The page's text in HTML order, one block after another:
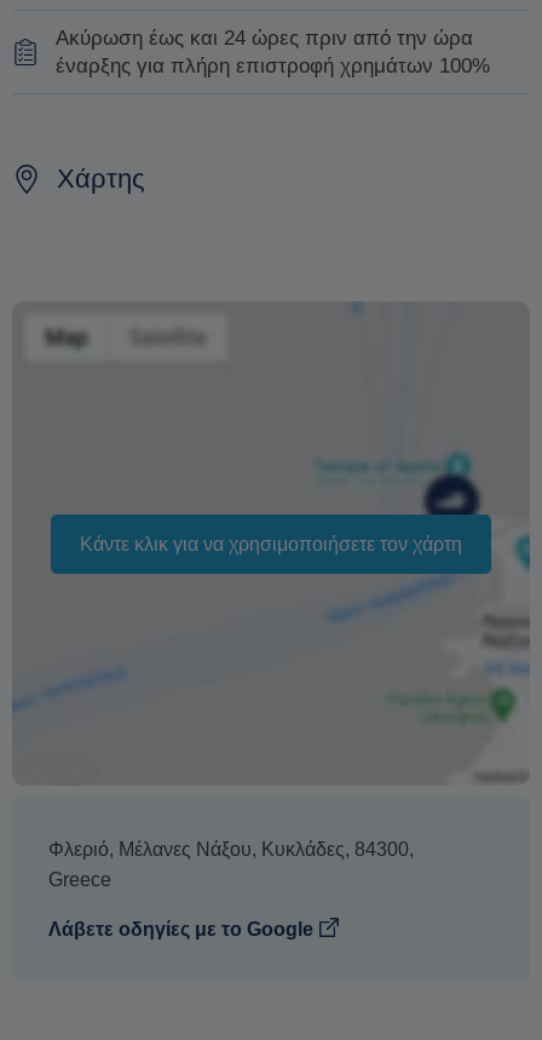
Ακύρωση έως και 24 ώρες πριν από την ώρα
έναρξης για πλήρη επιστροφή χρημάτων 100%
πλήρη επιστροφή της πληρωμής σας.
από την τράπεζάς σας, αλλά συνήθως κυμαίνεται γύρω
στη μία εβδομάδα.
Η αλλαγή ημερομηνίας της κράτησής σας εξαρτάται από
ενδέχεται να αλλάξει ανάλογα με την εποχή.
Το κείμενο «Δωρεάν ακυρώσεις» αναφέρεται στο
επεξεργασία επιστροφής χρημάτων ή ακύρωσης.
Χάρτης
Κάντε κλικ για να χρησιμοποιήσετε τον χάρτη
Φλεριό, Μέλανες Νάξου, Κυκλάδες, 84300,
Greece
Λάβετε οδηγίες με το Google